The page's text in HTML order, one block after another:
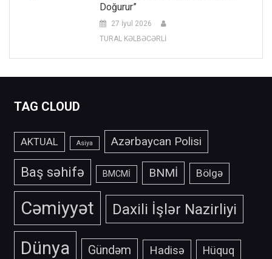
Doğurur”
27 İyul 2026
TURAL KƏLBƏCƏRLİ
TAG CLOUD
AKTUAL Asiya Azərbaycan Polisi
Baş səhifə BMCMİ BNMİ Bölgə
Cəmiyyət Daxili İşlər Nazirliyi
Dünya Gündəm Hadisə Hüquq